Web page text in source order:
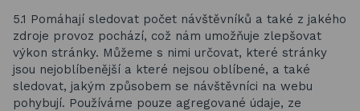
5.1 Pomáhají sledovat počet návštěvníků a také z jakého
zdroje provoz pochází, což nám umožňuje zlepšovat
výkon stránky. Můžeme s nimi určovat, které stránky
jsou nejoblíbenější a které nejsou oblíbené, a také
sledovat, jakým způsobem se návštěvníci na webu
pohybují. Používáme pouze agregované údaje, ze